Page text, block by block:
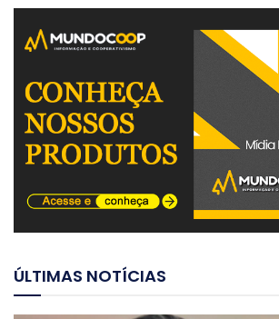
ÚLTIMAS NOTÍCIAS